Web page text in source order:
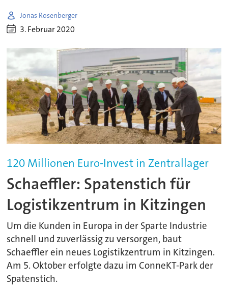
Jonas Rosenberger
3. Februar 2020
120 Millionen Euro-Invest in Zentrallager
Schaeffler: Spatenstich für
Logistikzentrum in Kitzingen
Um die Kunden in Europa in der Sparte Industrie
schnell und zuverlässig zu versorgen, baut
Schaeffler ein neues Logistikzentrum in Kitzingen.
Am 5. Oktober erfolgte dazu im ConneKT-Park der
Spatenstich.